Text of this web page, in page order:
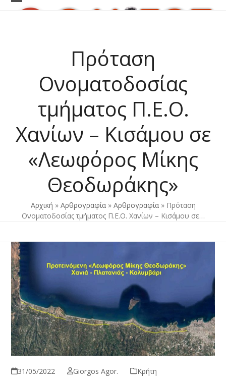
Skip
Open
Close
Πρόταση
Ονοματοδοσίας
τμήματος Π.Ε.Ο.
Χανίων – Κισάμου σε
«Λεωφόρος Μίκης
Θεοδωράκης»
Αρχική » Αρθρογραφία» Αρθρογραφία» Πρόταση
Ονοματοδοσίας τμήματος Π.Ε.Ο. Χανίων – Κισάμου σε…
31/05/2022 Giorgos Agor. Κρήτη